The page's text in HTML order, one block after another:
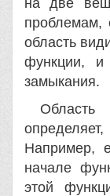
проблемам,
область
функции,
замыкания.
Например,
начале
этой